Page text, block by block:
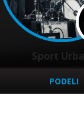
Sport
PODELI